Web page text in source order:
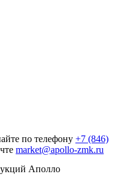
по телефону +7 (846)
market@apollo-zmk.ru
Аполло